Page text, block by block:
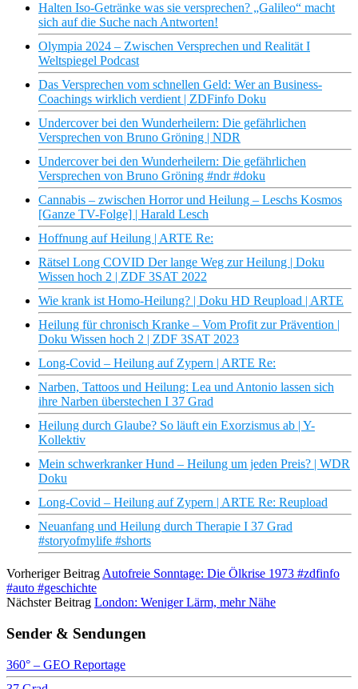
Halten Iso-Getränke was sie versprechen? „Galileo“ macht
sich auf die Suche nach Antworten!
Olympia 2024 – Zwischen Versprechen und Realität I
Weltspiegel Podcast
Das Versprechen vom schnellen Geld: Wer an Business-
Coachings wirklich verdient | ZDFinfo Doku
Undercover bei den Wunderheilern: Die gefährlichen
Versprechen von Bruno Gröning | NDR
Undercover bei den Wunderheilern: Die gefährlichen
Versprechen von Bruno Gröning #ndr #doku
Cannabis – zwischen Horror und Heilung – Leschs Kosmos
[Ganze TV-Folge] | Harald Lesch
Hoffnung auf Heilung | ARTE Re:
Rätsel Long COVID Der lange Weg zur Heilung | Doku
Wissen hoch 2 | ZDF 3SAT 2022
Wie krank ist Homo-Heilung? | Doku HD Reupload | ARTE
Heilung für chronisch Kranke – Vom Profit zur Prävention |
Doku Wissen hoch 2 | ZDF 3SAT 2023
Long-Covid – Heilung auf Zypern | ARTE Re:
Narben, Tattoos und Heilung: Lea und Antonio lassen sich
ihre Narben überstechen I 37 Grad
Heilung durch Glaube? So läuft ein Exorzismus ab | Y-
Kollektiv
Mein schwerkranker Hund – Heilung um jeden Preis? | WDR
Doku
Long-Covid – Heilung auf Zypern | ARTE Re: Reupload
Neuanfang und Heilung durch Therapie I 37 Grad
#storyofmylife #shorts
Vorheriger Beitrag Autofreie Sonntage: Die Ölkrise 1973 #zdfinfo
#auto #geschichte
Nächster Beitrag London: Weniger Lärm, mehr Nähe
Sender & Sendungen
360° – GEO Reportage